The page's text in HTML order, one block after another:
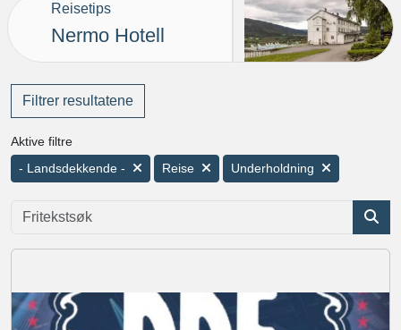
Reisetips
Nermo Hotell
Filtrer resultatene
Aktive filtre
- Landsdekkende -
Reise Underholdning